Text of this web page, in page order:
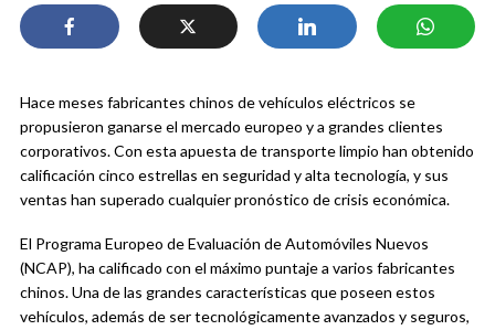
Hace meses fabricantes chinos de vehículos eléctricos se
propusieron ganarse el mercado europeo y a grandes clientes
corporativos. Con esta apuesta de transporte limpio han obtenido
calificación cinco estrellas en seguridad y alta tecnología, y sus
ventas han superado cualquier pronóstico de crisis económica.
El Programa Europeo de Evaluación de Automóviles Nuevos
(NCAP), ha calificado con el máximo puntaje a varios fabricantes
chinos. Una de las grandes características que poseen estos
vehículos, además de ser tecnológicamente avanzados y seguros,